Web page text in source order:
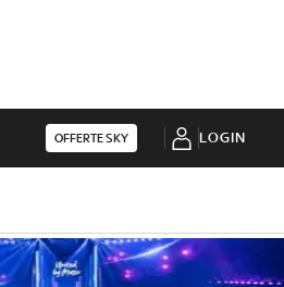
OFFERTE SKY LOGIN